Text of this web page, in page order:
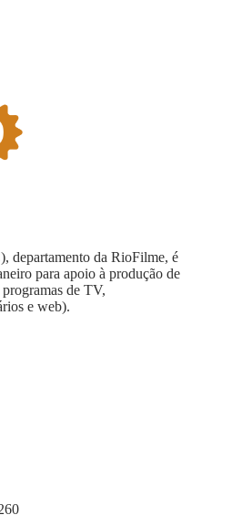
departamento da RioFilme, é
para apoio à produção de
de TV,
e web).